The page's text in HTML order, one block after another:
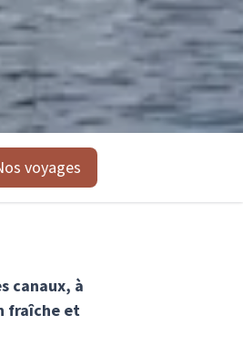
voyages
canaux, à
fraîche et